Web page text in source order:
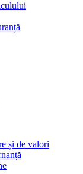
și de valori